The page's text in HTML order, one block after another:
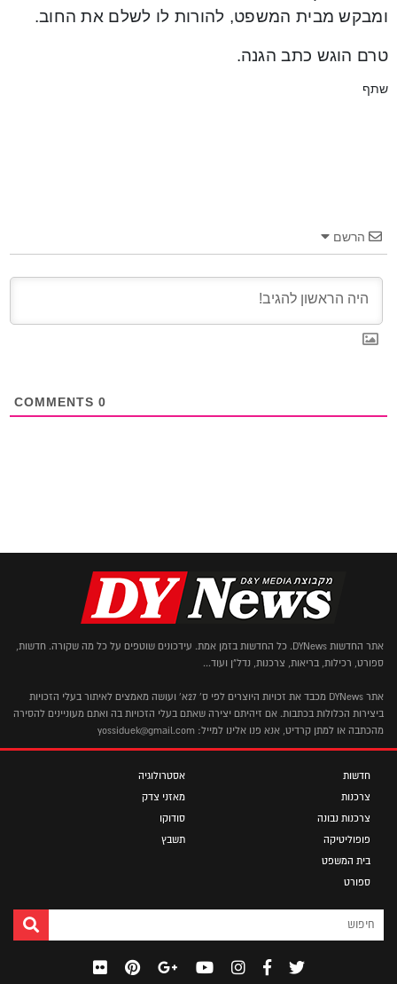
ומבקש מבית המשפט, להורות לו לשלם את החוב.
טרם הוגש כתב הגנה.
שתף
הרשם
0
אתר החדשות DYNews. כל החדשות בזמן אמת. עידכונים שוטפים על כל מה שקורה. חדשות,
ספורט, רכילות, בריאות, צרכנות, נדל"ן ועוד...
אתר DYNews מכבד את זכויות היוצרים לפי ס' 27א' ועושה מאמצים לאיתור בעלי הזכויות
ביצירות הכלולות בכתבות. אם זיהיתם יצירה שאתם בעלי הזכויות בה ואתם מעוניינים להסירה
מהכתבה או למתן קרדיט, אנא פנו אלינו למייל: yossiduek@gmail.com
חדשות
צרכנות
צרכנות נבונה
פופוליטיקה
בית המשפט
ספורט
אסטרולוגיה
מאזני צדק
סודוקו
תשבץ